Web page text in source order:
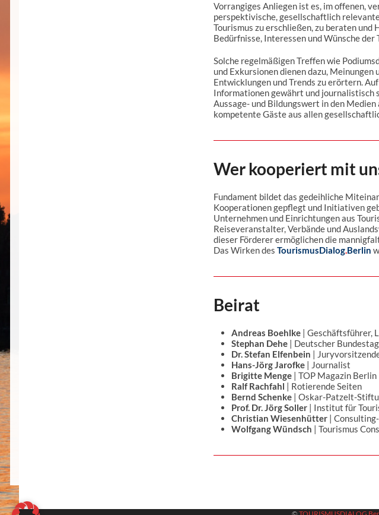
Vorrangiges Anliegen ist es, im offenen,
perspektivische, gesellschaftlich
Tourismus zu erschließen, zu beraten
Bedürfnisse, Interessen und Wünsche
Solche regelmäßigen Treffen wie
und Exkursionen dienen dazu,
Entwicklungen und Trends zu erörtern.
Informationen gewährt und
Aussage- und Bildungswert in den
kompetente Gäste aus allen
Wer kooperiert mit
Fundament bildet das gedeihliche
Kooperationen gepflegt und Initiativen
Unternehmen und Einrichtungen aus
Reiseveranstalter, Verbände und
dieser Förderer ermöglichen die
Das Wirken des TourismusDialog.Berlin
Beirat
Andreas Boehlke| Geschäftsführer,
Stephan Dehe| Deutscher Bundestag
Dr. Stefan Elfenbein |
Hans-Jörg Jarofke| Journalist
Brigitte Menge| TOP Magazin Berlin
Ralf Rachfahl | Rotierende Seiten
Bernd Schenke| Oskar-Patzelt-
Prof. Dr. Jörg Soller| Institut für
Christian Wiesenhütter|
Wolfgang Wündsch | Tourismus